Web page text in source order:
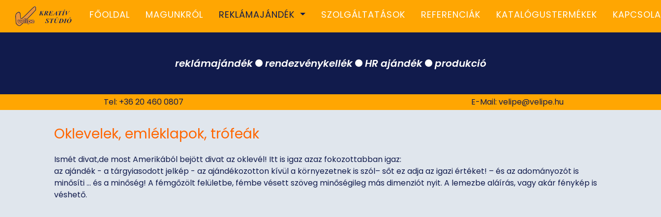
FŐOLDAL MAGUNKRÓL REKLÁMAJÁNDÉK SZOLGÁLTATÁSOK REFERENCIÁK KATALÓGUSTERMÉKEK
reklámajándék rendezvénykellék HR ajándék produkció
Tel: +36 20 460 0807 E-Mail: velipe@velipe.hu
Oklevelek, emléklapok, trófeák
Ismét divat,de most Amerikából bejött divat az oklevél! Itt is igaz azaz fokozottabban igaz:
az ajándék - a tárgyiasodott jelkép - az ajándékozotton kívül a környezetnek is szól– sőt ez adja az igazi értéket! – és az adományozót is
minősíti … és a minőség! A fémgőzölt felületbe, fémbe vésett szöveg minőségileg más dimenziót nyit. A lemezbe aláírás, vagy akár fénykép is
véshető.